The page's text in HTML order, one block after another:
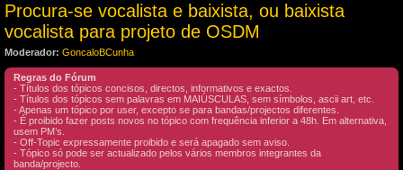
Procura-se vocalista e baixista, ou baixista
vocalista para projeto de OSDM
Moderador: GoncaloBCunha
Regras do Fórum
- Títulos dos tópicos concisos, directos, informativos e exactos.
- Títulos dos tópicos sem palavras em MAIÚSCULAS, sem símbolos, ascii art, etc.
- Apenas um tópico por user, excepto se para bandas/projectos diferentes.
- É proibido fazer posts novos no tópico com frequência inferior a 48h. Em alternativa,
usem PM’s.
- Off-Topic expressamente proibido e será apagado sem aviso.
- Tópico só pode ser actualizado pelos vários membros integrantes da
banda/projecto.